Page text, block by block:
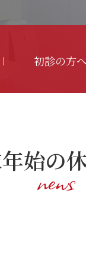
初診の方へ
始の
news